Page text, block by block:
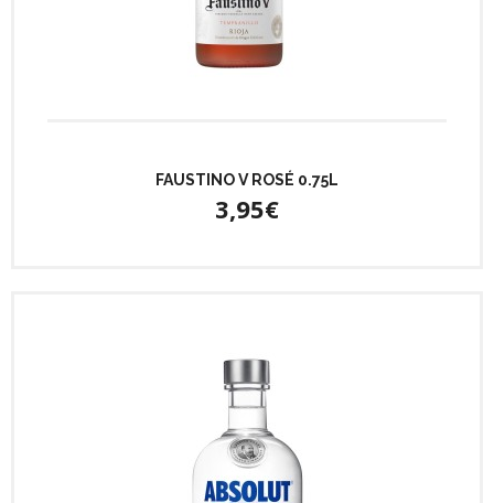
FAUSTINO V ROSÉ 0.75L
3,95€